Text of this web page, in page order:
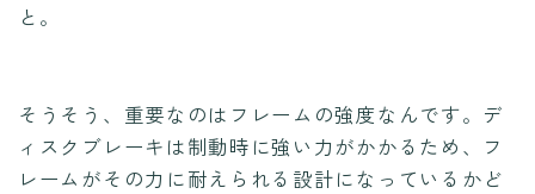
と。
そうそう、重要なのはフレームの強度なんです。デ
ィスクブレーキは制動時に強い力がかかるため、フ
レームがその力に耐えられる設計になっているかど